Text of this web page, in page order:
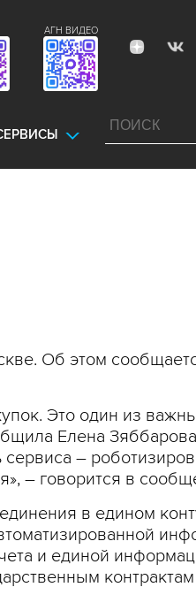
АГН ВИДЕО
Об этом
Это один из
Елена
–
– говорится в
в едином
и единой